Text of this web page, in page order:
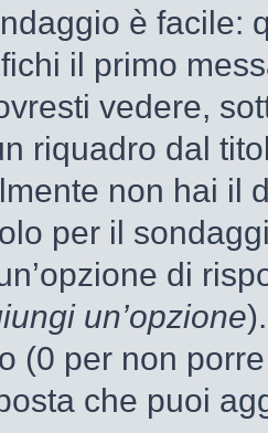
è facile:
il primo
vedere,
riquadro dal
non hai il
per il
di
un’opzione
(0 per non
che puoi